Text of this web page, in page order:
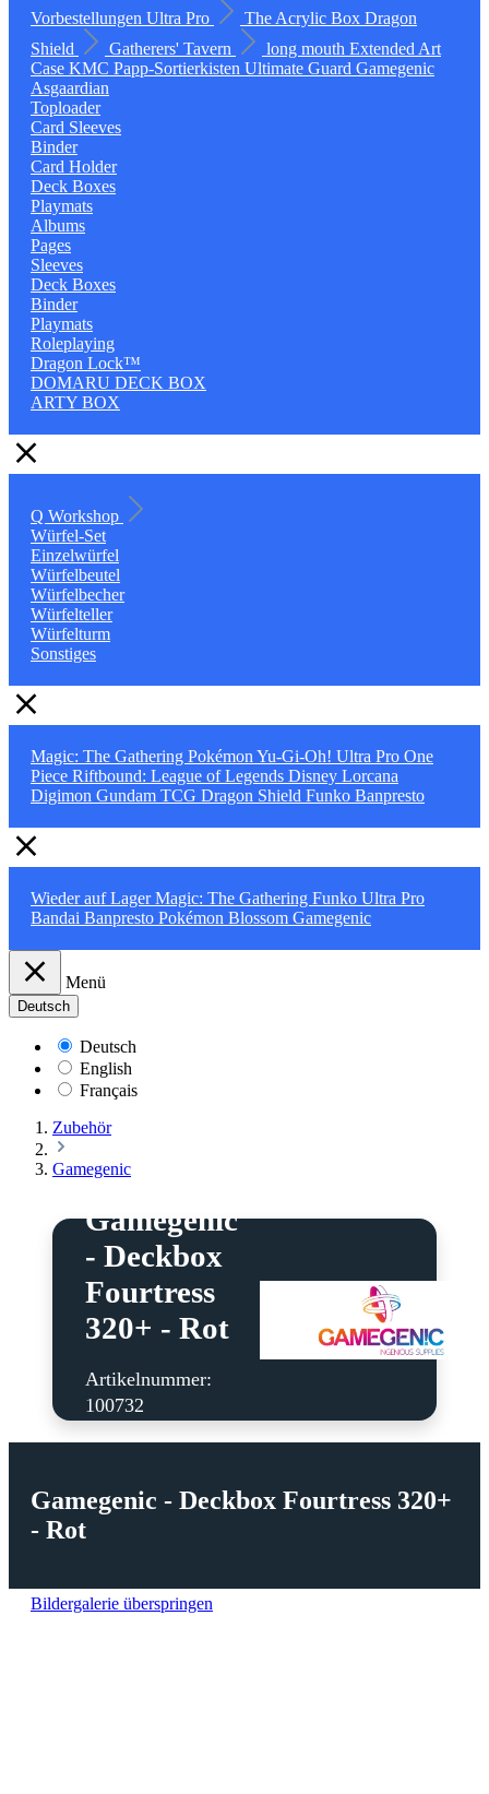
Vorbestellungen Ultra Pro The Acrylic Box Dragon
Shield
Gatherers' Tavern long mouth Extended Art
Case KMC Papp-Sortierkisten Ultimate Guard Gamegenic
Asgaardian
Toploader
Card Sleeves
Binder
Card Holder
Deck Boxes
Playmats
Albums
Pages
Sleeves
Deck Boxes
Binder
Playmats
Roleplaying
Dragon Lock™
DOMARU DECK BOX
ARTY BOX
Q Workshop
Würfel-Set
Einzelwürfel
Würfelbeutel
Würfelbecher
Würfelteller
Würfelturm
Sonstiges
Magic: The Gathering Pokémon Yu-Gi-Oh! Ultra Pro One
Piece Riftbound: League of Legends Disney Lorcana
Digimon Gundam TCG Dragon Shield Funko Banpresto
Wieder auf LagerMagic: The Gathering Funko Ultra Pro
Bandai Banpresto Pokémon Blossom Gamegenic
Menü
Deutsch
Deutsch
English
Français
Zubehör
Gamegenic
Gamegenic
- Deckbox
Fourtress
320+ - Rot
Artikelnummer:
100732
Gamegenic - Deckbox Fourtress 320+
- Rot
Bildergalerie überspringen